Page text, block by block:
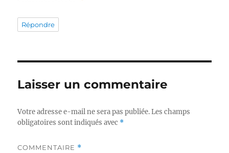
Répondre
Laisser un commentaire
Votre adresse e-mail ne sera pas publiée. Les champs
obligatoires sont indiqués avec *
COMMENTAIRE *